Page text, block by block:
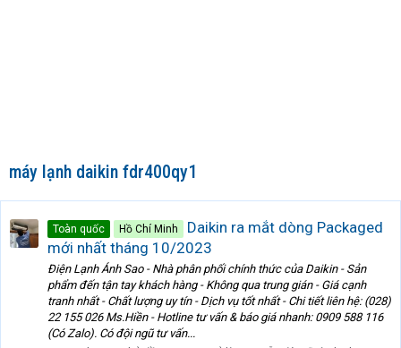
máy lạnh daikin fdr400qy1
Toàn quốc Hồ Chí Minh
Daikin ra mắt dòng Packaged
mới nhất tháng 10/2023
Điện Lạnh Ánh Sao - Nhà phân phối chính thức của Daikin - Sản
phẩm đến tận tay khách hàng - Không qua trung gián - Giá cạnh
tranh nhất - Chất lượng uy tín - Dịch vụ tốt nhất - Chi tiết liên hệ: (028)
22 155 026 Ms.Hiền - Hotline tư vấn & báo giá nhanh: 0909 588 116
(Có Zalo). Có đội ngũ tư vấn...